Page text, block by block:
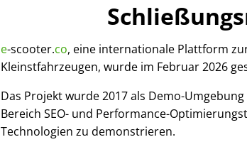
e-scooter.co, eine internationale Plattform
Kleinstfahrzeugen, wurde im Februar 2026
Das Projekt wurde 2017 als Demo-
Bereich SEO- und Performance-
Technologien zu demonstrieren.